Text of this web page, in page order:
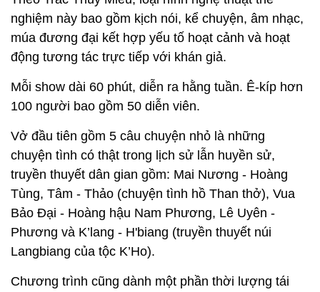
nghiệm này bao gồm kịch nói, kể chuyện, âm nhạc,
múa đương đại kết hợp yếu tố hoạt cảnh và hoạt
động tương tác trực tiếp với khán giả.
Mỗi show dài 60 phút, diễn ra hằng tuần. Ê-kíp hơn
100 người bao gồm 50 diễn viên.
Vở đầu tiên gồm 5 câu chuyện nhỏ là những
chuyện tình có thật trong lịch sử lẫn huyền sử,
truyền thuyết dân gian gồm: Mai Nương - Hoàng
Tùng, Tâm - Thảo (chuyện tình hồ Than thở), Vua
Bảo Đại - Hoàng hậu Nam Phương, Lê Uyên -
Phương và K’lang - H'biang (truyền thuyết núi
Langbiang của tộc K’Ho).
Chương trình cũng dành một phần thời lượng tái